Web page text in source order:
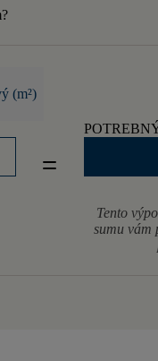
(m²)
equal
Tento
sumu vám